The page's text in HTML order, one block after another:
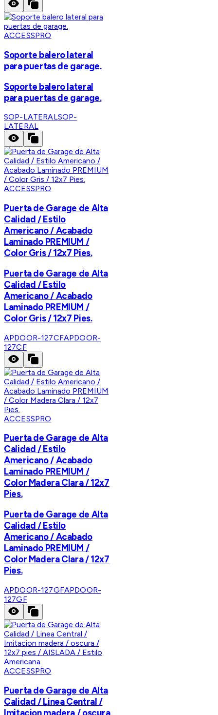
ACCESSPRO
Soporte balero lateral
para puertas de garage.
Soporte balero lateral
para puertas de garage.
SOP-LATERALSOP-
LATERAL
ACCESSPRO
Puerta de Garage de Alta
Calidad / Estilo
Americano / Acabado
Laminado PREMIUM /
Color Gris / 12x7 Pies.
Puerta de Garage de Alta
Calidad / Estilo
Americano / Acabado
Laminado PREMIUM /
Color Gris / 12x7 Pies.
APDOOR-127CFAPDOOR-
127CF
ACCESSPRO
Puerta de Garage de Alta
Calidad / Estilo
Americano / Acabado
Laminado PREMIUM /
Color Madera Clara / 12x7
Pies.
Puerta de Garage de Alta
Calidad / Estilo
Americano / Acabado
Laminado PREMIUM /
Color Madera Clara / 12x7
Pies.
APDOOR-127GFAPDOOR-
127GF
ACCESSPRO
Puerta de Garage de Alta
Calidad / Linea Central /
Imitacion madera / oscura